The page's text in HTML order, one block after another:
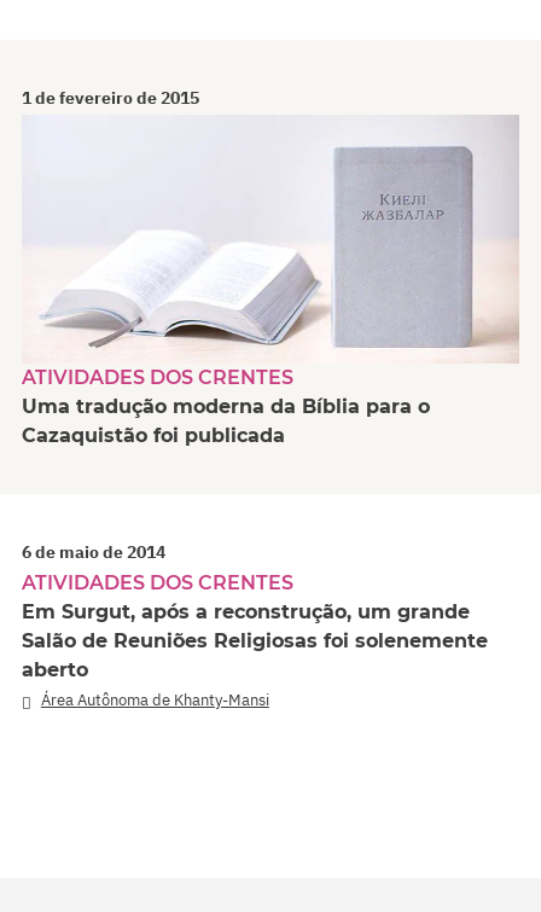
1 de fevereiro de 2015
ATIVIDADES DOS CRENTES
Uma tradução moderna da Bíblia para o
Cazaquistão foi publicada
6 de maio de 2014
ATIVIDADES DOS CRENTES
Em Surgut, após a reconstrução, um grande
Salão de Reuniões Religiosas foi solenemente
aberto
Área Autônoma de Khanty-Mansi